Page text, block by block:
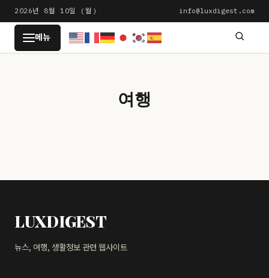
문
로
2026년 8월 10일 (월) info@luxdigest.com
LUXDIGEST
메뉴
여행
LUXDIGEST
뉴스, 여행, 생활정보 관련 웹사이트